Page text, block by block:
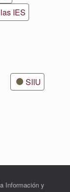
IES
SIIU
Información y